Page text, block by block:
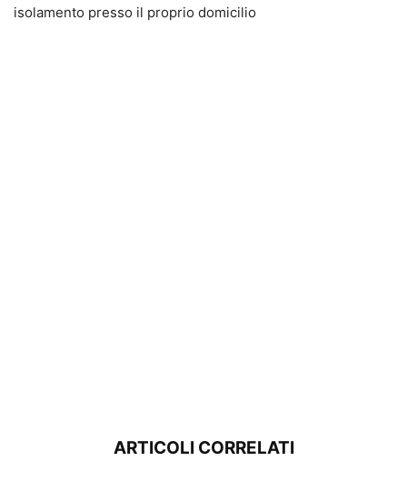
isolamento presso il proprio domicilio
ARTICOLI CORRELATI